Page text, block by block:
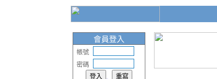
會員登入
帳號
密碼